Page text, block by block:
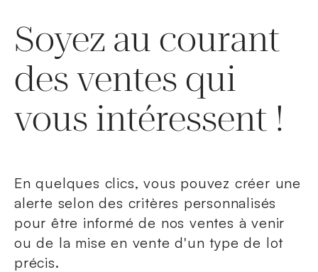
Soyez au courant
des ventes qui
vous intéressent !
En quelques clics, vous pouvez créer une
alerte selon des critères personnalisés
pour être informé de nos ventes à venir
ou de la mise en vente d'un type de lot
précis.